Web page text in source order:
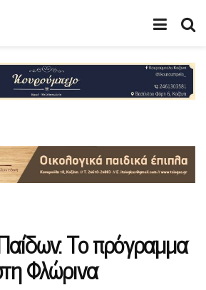
Το πρόγραμμα
Φλώρινα